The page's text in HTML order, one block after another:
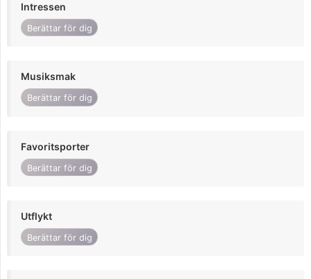
Intressen
Berättar för dig
Musiksmak
Berättar för dig
Favoritsporter
Berättar för dig
Utflykt
Berättar för dig